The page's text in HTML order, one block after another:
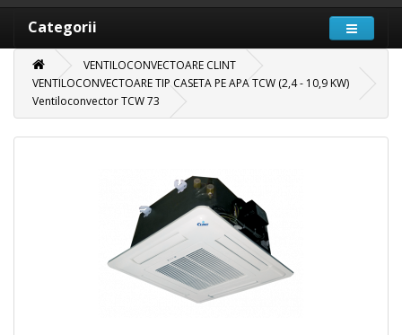
Categorii
VENTILOCONVECTOARE CLINT
VENTILOCONVECTOARE TIP CASETA PE APA TCW (2,4 - 10,9 KW)
Ventiloconvector TCW 73